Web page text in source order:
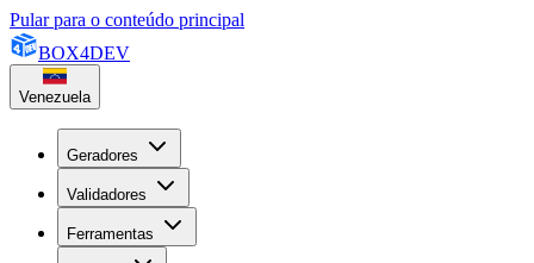
Pular para o conteúdo principal
BOX4DEV
Venezuela
Geradores
Validadores
Ferramentas